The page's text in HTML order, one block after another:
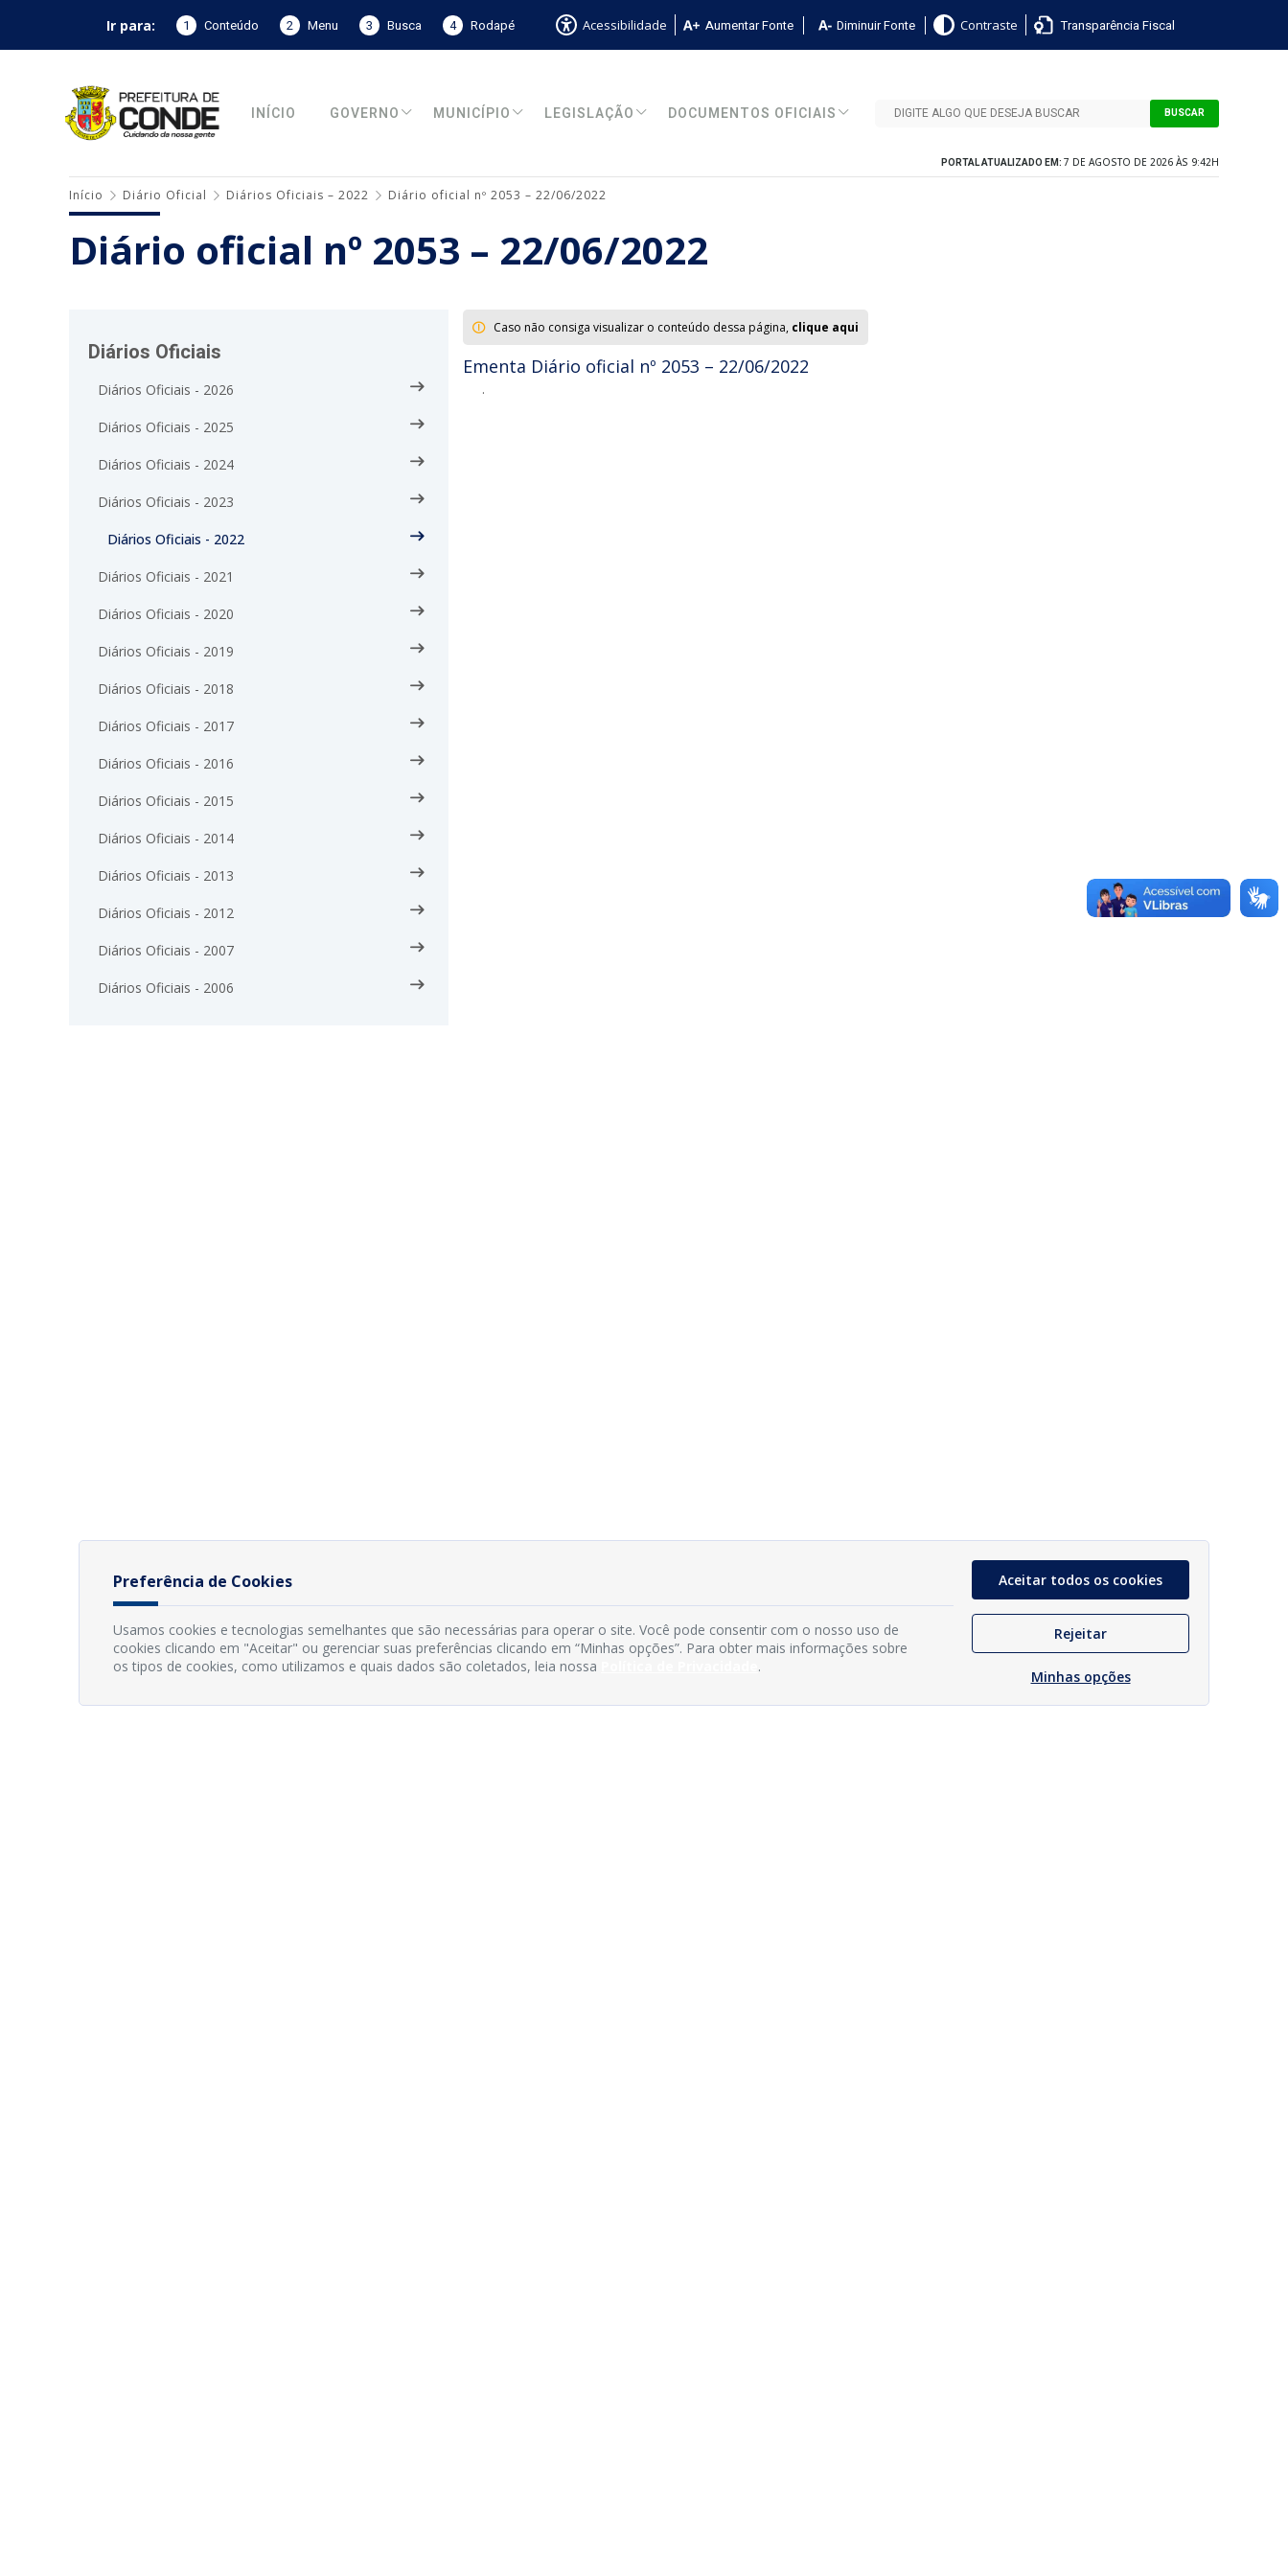
Ir para: 1 Conteúdo 2 Menu 3 Busca 4 Rodapé Acessibilidade Aumentar Fonte Diminuir Fonte Contraste Transparência Fiscal
INÍCIO GOVERNO MUNICÍPIO LEGISLAÇÃO DOCUMENTOS OFICIAIS BUSCAR
PORTAL ATUALIZADO EM: 7 DE AGOSTO DE 2026 ÀS 9:42H
Início Diário Oficial Diários Oficiais – 2022 Diário oficial nº 2053 – 22/06/2022
Diário oficial nº 2053 – 22/06/2022
Diários Oficiais
Diários Oficiais - 2026
Diários Oficiais - 2025
Diários Oficiais - 2024
Diários Oficiais - 2023
Diários Oficiais - 2022
Diários Oficiais - 2021
Diários Oficiais - 2020
Diários Oficiais - 2019
Diários Oficiais - 2018
Diários Oficiais - 2017
Diários Oficiais - 2016
Diários Oficiais - 2015
Diários Oficiais - 2014
Diários Oficiais - 2013
Diários Oficiais - 2012
Diários Oficiais - 2007
Diários Oficiais - 2006
Caso não consiga visualizar o conteúdo dessa página, clique aqui
Ementa Diário oficial nº 2053 – 22/06/2022
.
Preferência de Cookies
Usamos cookies e tecnologias semelhantes que são necessárias para operar o site. Você pode consentir com o nosso uso de
cookies clicando em "Aceitar" ou gerenciar suas preferências clicando em “Minhas opções”. Para obter mais informações sobre
os tipos de cookies, como utilizamos e quais dados são coletados, leia nossa
.
Aceitar todos os cookies
Rejeitar
Minhas opções